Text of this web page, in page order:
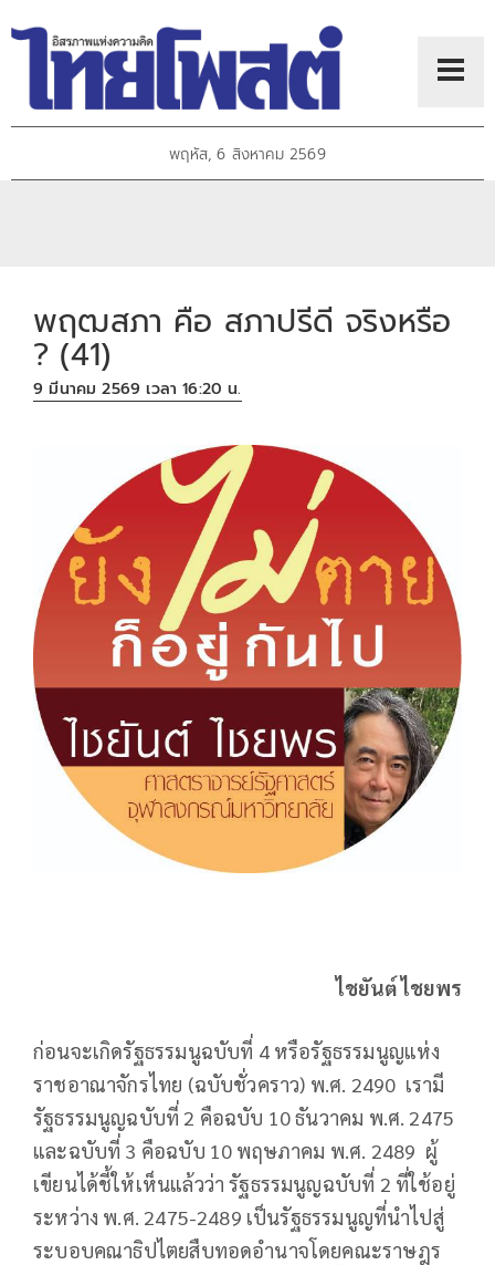
พฤหัส, 6 สิงหาคม 2569
พฤฒสภา คือ สภาปรีดี จริงหรือ
? (41)
9 มีนาคม 2569 เวลา 16:20 น.
ไชยันต์ ไชยพร
ก่อนจะเกิดรัฐธรรมนูฉบับที่ 4 หรือรัฐธรรมนูญแห่ง
ราชอาณาจักรไทย (ฉบับชั่วคราว) พ.ศ. 2490 เรามี
รัฐธรรมนูญฉบับที่ 2 คือฉบับ 10 ธันวาคม พ.ศ. 2475
และฉบับที่ 3 คือฉบับ 10 พฤษภาคม พ.ศ. 2489 ผู้
เขียนได้ชี้ให้เห็นแล้วว่า รัฐธรรมนูญฉบับที่ 2 ที่ใช้อยู่
ระหว่าง พ.ศ. 2475-2489 เป็นรัฐธรรมนูญที่นำไปสู่
ระบอบคณาธิปไตยสืบทอดอำนาจโดยคณะราษฎร